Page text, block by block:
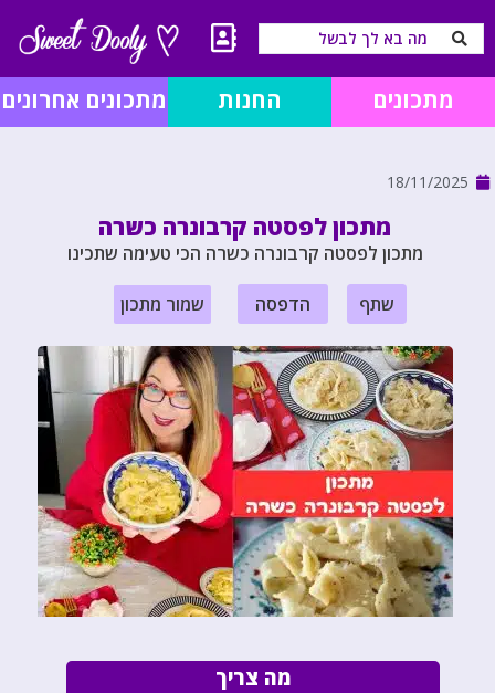
מתכונים החנות מתכונים אחרונים
18/11/2025
מתכון לפסטה קרבונרה כשרה
מתכון לפסטה קרבונרה כשרה הכי טעימה שתכינו
שתף הדפסה שמור מתכון
מה צריך